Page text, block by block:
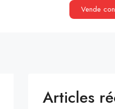
Vende
Articles